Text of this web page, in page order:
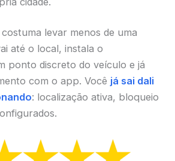
levar menos de uma
até o local, instala o
ponto discreto do veículo e já
com o app. Você já sai dali
: localização ativa, bloqueio